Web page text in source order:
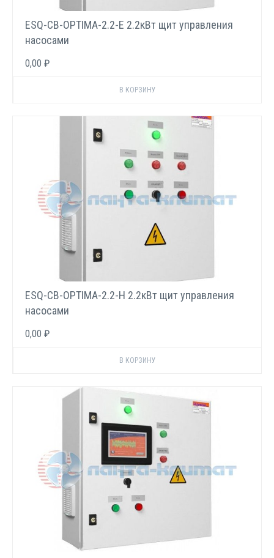
ESQ-CB-OPTIMA-2.2-E 2.2кВт щит управления
насосами
0,00 ₽
ESQ-CB-OPTIMA-2.2-H 2.2кВт щит управления
насосами
0,00 ₽